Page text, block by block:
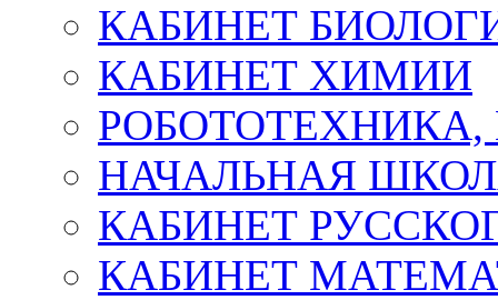
КАБИНЕТ
КАБИНЕТ ХИМИИ
НАЧАЛЬНАЯ
КАБИНЕТ
КАБИНЕТ